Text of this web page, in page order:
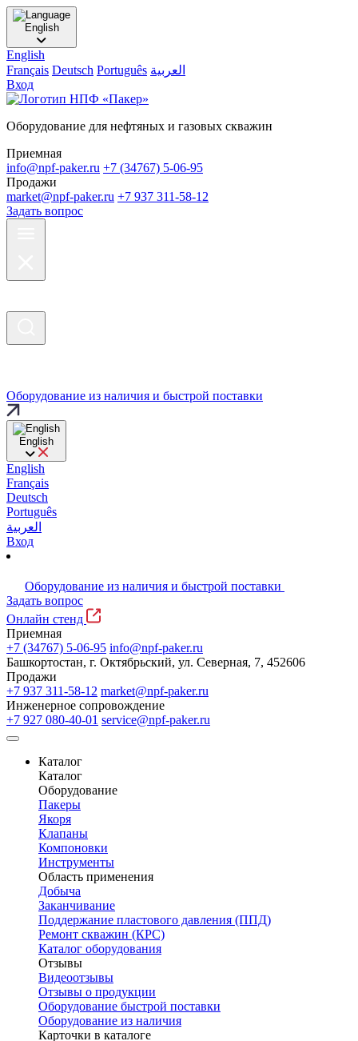
English
English
Français Deutsch Português العربية
Вход
Оборудование для нефтяных и газовых скважин
Приемная
info@npf-paker.ru +7 (34767) 5-06-95
Продажи
market@npf-paker.ru +7 937 311-58-12
Задать вопрос
Оборудование из наличия и быстрой поставки
English
English
Français
Deutsch
Português
العربية
Вход
Оборудование из наличия и быстрой поставки
Задать вопрос
Онлайн стенд
Приемная
+7 (34767) 5-06-95 info@npf-paker.ru
Башкортостан, г. Октябрьский, ул. Северная, 7, 452606
Продажи
+7 937 311-58-12 market@npf-paker.ru
Инженерное сопровождение
+7 927 080-40-01 service@npf-paker.ru
Каталог
Каталог
Оборудование
Пакеры
Якоря
Клапаны
Компоновки
Инструменты
Область применения
Добыча
Заканчивание
Поддержание пластового давления (ППД)
Ремонт скважин (КРС)
Каталог оборудования
Отзывы
Видеоотзывы
Отзывы о продукции
Оборудование быстрой поставки
Оборудование из наличия
Карточки в каталоге